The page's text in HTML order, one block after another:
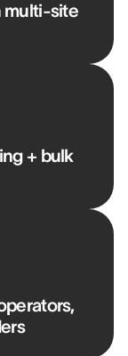
multi-site
+ bulk